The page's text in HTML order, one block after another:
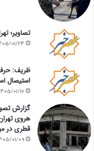
تصاویر؛
01/24
ظریف:
استیصال
01/16
گزارش
هروی
قطری در
01/09